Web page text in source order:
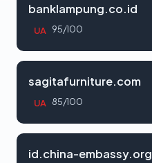
banklampung.co.id
UA 95/100
sagitafurniture.com
UA 85/100
id.china-embassy.org